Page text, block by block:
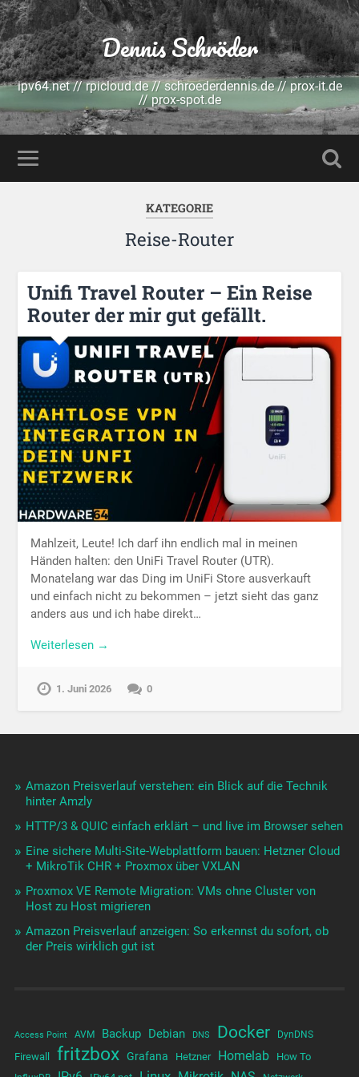
Dennis Schröder
ipv64.net // rpicloud.de // schroederdennis.de // prox-it.de
// prox-spot.de
KATEGORIE
Reise-Router
Unifi Travel Router – Ein Reise
Router der mir gut gefällt.
Mahlzeit, Leute! Ich darf ihn endlich mal in meinen
Händen halten: den UniFi Travel Router (UTR).
Monatelang war das Ding im UniFi Store ausverkauft
und einfach nicht zu bekommen – jetzt sieht das ganz
anders aus und ich habe direkt…
Weiterlesen →
1. Juni 2026 0
Amazon Preisverlauf verstehen: ein Blick auf die Technik
hinter Amzly
HTTP/3 & QUIC einfach erklärt – und live im Browser sehen
Eine sichere Multi-Site-Webplattform bauen: Hetzner Cloud
+ MikroTik CHR + Proxmox über VXLAN
Proxmox VE Remote Migration: VMs ohne Cluster von
Host zu Host migrieren
Amazon Preisverlauf anzeigen: So erkennst du sofort, ob
der Preis wirklich gut ist
Access Point AVM Backup Debian DNS Docker DynDNS
Firewall fritzbox Grafana Hetzner Homelab How To